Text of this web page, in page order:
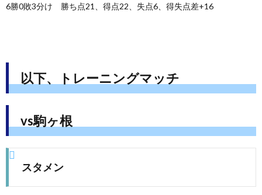
6勝0敗3分け 勝ち点21、得点22、失点6、得失点差+16
以下、トレーニングマッチ
vs駒ヶ根
スタメン